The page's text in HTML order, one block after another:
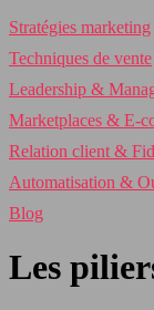
Stratégies marketing
Techniques de vente
Leadership &
Marketplaces & E-
Relation client &
Automatisation &
Blog
Les